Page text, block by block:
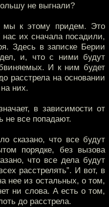
не выгнали?
мы к этому придем. Это
их сначала посадили,
Здесь в записке Берии
и, что с ними будут
И к ним будет
расстрела на основании
них.
в зависимости от
не все попадают.
сказано, что все будут
порядке, без вызова
что все дела будут
расстрелять”. И вот, в
нее из остальных, о том,
ни слова. А есть о том,
до расстрела.